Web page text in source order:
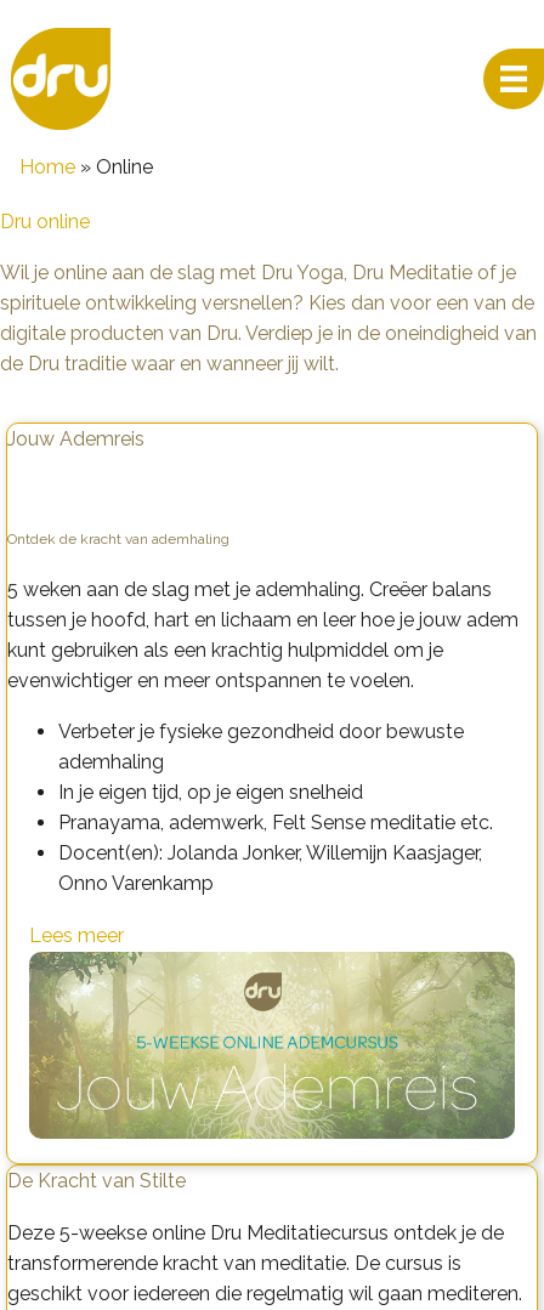
Home » Online
Dru online
Wil je online aan de slag met Dru Yoga, Dru Meditatie of je
spirituele ontwikkeling versnellen? Kies dan voor een van de
digitale producten van Dru. Verdiep je in de oneindigheid van
de Dru traditie waar en wanneer jij wilt.
Jouw Ademreis
Ontdek de kracht van ademhaling
5 weken aan de slag met je ademhaling. Creëer balans
tussen je hoofd, hart en lichaam en leer hoe je jouw adem
kunt gebruiken als een krachtig hulpmiddel om je
evenwichtiger en meer ontspannen te voelen.
Verbeter je fysieke gezondheid door bewuste
ademhaling
In je eigen tijd, op je eigen snelheid
Pranayama, ademwerk, Felt Sense meditatie etc.
Docent(en): Jolanda Jonker, Willemijn Kaasjager,
Onno Varenkamp
Lees meer
De Kracht van Stilte
Deze 5-weekse online Dru Meditatiecursus ontdek je de
transformerende kracht van meditatie. De cursus is
geschikt voor iedereen die regelmatig wil gaan mediteren.